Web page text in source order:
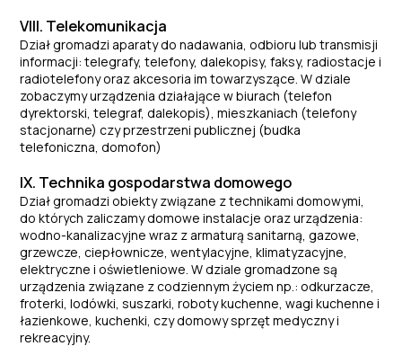
VIII. Telekomunikacja
Dział gromadzi aparaty do nadawania, odbioru lub transmisji
informacji: telegrafy, telefony, dalekopisy, faksy, radiostacje i
radiotelefony oraz akcesoria im towarzyszące. W dziale
zobaczymy urządzenia działające w biurach (telefon
dyrektorski, telegraf, dalekopis), mieszkaniach (telefony
stacjonarne) czy przestrzeni publicznej (budka
telefoniczna, domofon)
IX. Technika gospodarstwa domowego
Dział gromadzi obiekty związane z technikami domowymi,
do których zaliczamy domowe instalacje oraz urządzenia:
wodno-kanalizacyjne wraz z armaturą sanitarną, gazowe,
grzewcze, ciepłownicze, wentylacyjne, klimatyzacyjne,
elektryczne i oświetleniowe. W dziale gromadzone są
urządzenia związane z codziennym życiem np.: odkurzacze,
froterki, lodówki, suszarki, roboty kuchenne, wagi kuchenne i
łazienkowe, kuchenki, czy domowy sprzęt medyczny i
rekreacyjny.